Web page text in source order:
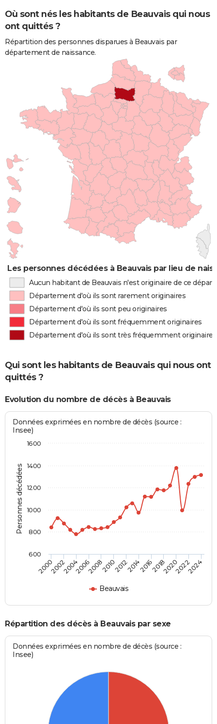
Où sont nés les habitants de Beauvais qui nous
ont quittés ?
Répartition des personnes disparues à Beauvais par
département de naissance.
Les personnes décédées à Beauvais par lieu de
Aucun habitant de Beauvais n'est originaire de ce
Département d'où ils sont rarement originaires
Département d'où ils sont peu originaires
Département d'où ils sont fréquemment originaires
Département d'où ils sont très fréquemment originaires
Qui sont les habitants de Beauvais qui nous ont
quittés ?
Evolution du nombre de décès à Beauvais
Personnes décédées
Données exprimées en nombre de décès (source :
Insee)
Beauvais
2000200220042006200820102012201420162018202020222024
600
800
1000
1200
1400
1600
Répartition des décès à Beauvais par sexe
Données exprimées en nombre de décès (source :
Insee)